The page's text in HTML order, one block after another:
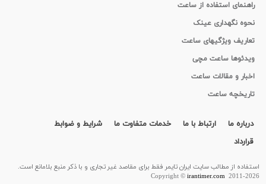
راهنمای استفاده از ساعت
نحوه نگهداری عینک
تعاریف ویژگیهای ساعت
ویدئوها ساعت مچی
اخبار و مقالات ساعت
تاریخچه ساعت
درباره ما ارتباط با ما خدمات متفاوت ما
شرایط و ضوابط
قرارداد
استفاده از مطالب سايت ایران تایمر فقط برای مقاصد غیر تجاری و با ذکر منبع بلامانع است.
Copyright ©irantimer.com2011-2026